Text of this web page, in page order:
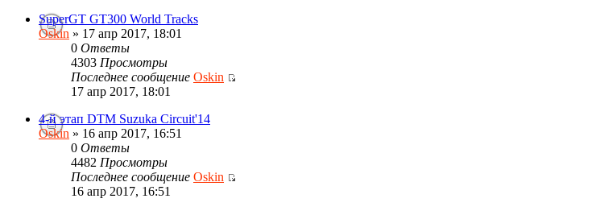
SuperGT GT300 World Tracks
Oskin » 17 апр 2017, 18:01
0 Ответы
4303 Просмотры
Последнее сообщение Oskin
17 апр 2017, 18:01
4-й этап DTM Suzuka Circuit'14
Oskin » 16 апр 2017, 16:51
0 Ответы
4482 Просмотры
Последнее сообщение Oskin
16 апр 2017, 16:51